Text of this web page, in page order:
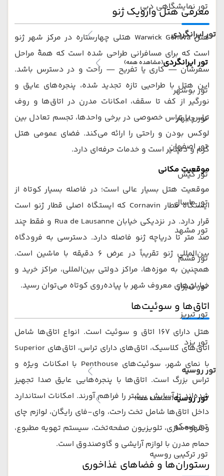
تور نمایشگاهی دبی
تور ایرانگردی
تور ایرانگردی(مشاهده همه)
تور بوشهر
تور چابهار
تور اصفهان
تور کیش
تور ماسال
تور مشهد
تور قشم
تور شیراز
تور تبریز
تور یزد
تور روسیه
تور روسیه(مشاهده همه)
تور مسکو
تور ترکیبی روسیه
معرفی هتل وارویک ژنو
هتل Warwick Geneva هتلی چهارستاره در مرکز شهر ژنو
است که برای مسافرانی طراحی شده است که همۀ مراحل
سفرشان — کاری یا تفریح — راحت و در دسترس باشد.
این هتل با طراحیی تازه تجدید شده، پنجره‌های عایق و
نورگیر از کف تا سقف، امکانات مدرن در اتاق‌ها و روف
تراس یا تراس خصوصی در برخی واحدها، تجسم تعادل بین
لوکس بودن و راحتی را ارائه می‌کند. فضای عمومی هتل
گرم و دلپذیر است و خدمات حرفه‌ای دارد.
موقعیت مکانی
موقعیت هتل بسیار عالی است؛ در فاصله بسیار کوتاه از
ایستگاه قطار Cornavin که ایستگاه اصلی قطار ژنو است
قرار دارد. در نزدیکی خيابان Rua de Lausanne و فقط چند
صد متر تا دریاچه ژنو فاصله دارد. دسترسی به فرودگاه
بین‌المللی ژنو تقریباً در عرض ۶ دقیقه با ماشین است.
همچنین به موزه‌ها، مراکز دولتی بین‌المللی، مراکز خرید و
خیابان‌های معروف شهر با پیاده‌روی کوتاه می‌توان رسید.
اتاق‌ها و سوئیت‌ها
هتل دارای ۱۶۷ اتاق و سوئیت است. انواع اتاق‌ها شامل
اتاق‌های کلاسیک، اتاق‌های دارای تراس، اتاق‌های Superior
با نمای شهر، سوئیت‌های Penthouse با امکانات ویژه و
تراس بزرگ است. اتاق‌ها با پنجره‌هایی عایق صدا تجهیز
شده‌اند تا آسایش بیشتر را فراهم آورند. امکانات استاندارد
داخل اتاق‌ها شامل تخت راحت، وای-فای رایگان، لوازم چای
و قهوه‌سازی، تلویزیون صفحه‌تخت، سیستم تهویه مطبوع،
حمام مدرن با لوازم آرایشی و گاوصندوق است.
رستوران‌ها و فضاهای غذاخوری